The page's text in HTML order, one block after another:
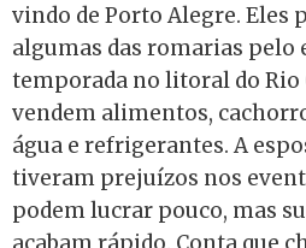
vindo de Porto Alegre. Eles
algumas das romarias pelo
temporada no litoral do Rio
vendem alimentos,
água e refrigerantes. A
tiveram prejuízos nos
podem lucrar pouco, mas